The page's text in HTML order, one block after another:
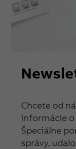
Chcete od
informácie o
Špeciálne
správy,